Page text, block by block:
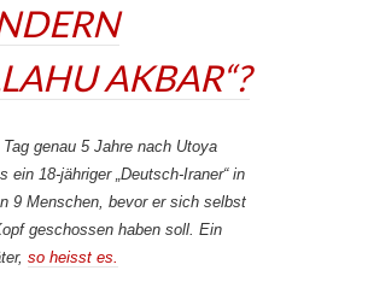
AKBAR“?
genau 5 Jahre nach Utoya
ein 18-jähriger „Deutsch-Iraner“ in
9 Menschen, bevor er sich selbst
geschossen haben soll. Ein
so heisst es.